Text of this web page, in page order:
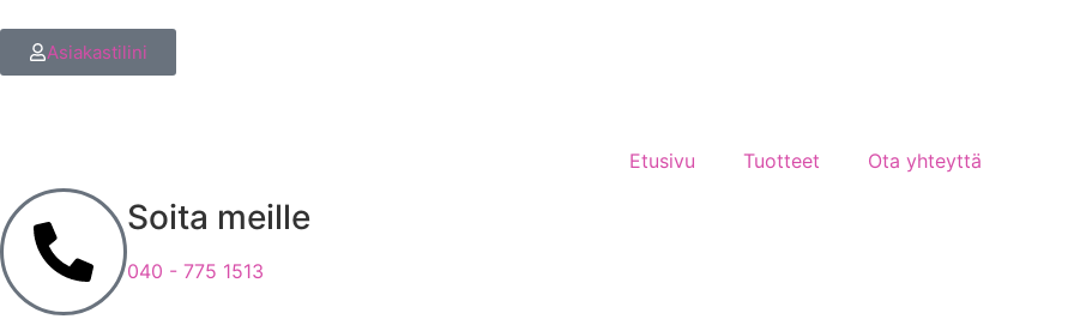
Asiakastilini
Etusivu Tuotteet Ota yhteyttä
Soita meille
040 - 775 1513